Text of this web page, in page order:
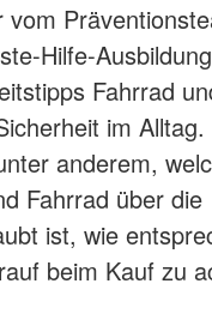
Hilfe-
Fahrrad
im Alltag.
anderem,
Fahrrad über die
ist, wie
beim Kauf zu